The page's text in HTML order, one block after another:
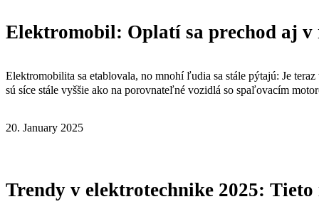
Elektromobil: Oplatí sa prechod aj v
Elektromobilita sa etablovala, no mnohí ľudia sa stále pýtajú: Je
sú síce stále vyššie ako na porovnateľné vozidlá so spaľovacím
20. January 2025
Trendy v elektrotechnike 2025: